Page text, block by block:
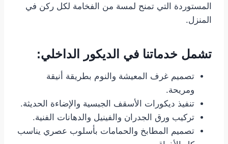
المستوردة التي تمنح لمسة من الفخامة لكل ركن في
المنزل.
تشمل خدماتنا في الديكور الداخلي:
تصميم غرف المعيشة والنوم بطريقة أنيقة
ومريحة.
تنفيذ ديكورات الأسقف الجبسية والإضاءة الحديثة.
تركيب ورق الجدران والفينيل والدهانات الفنية.
تصميم المطابخ والحمامات بأسلوب عصري يناسب